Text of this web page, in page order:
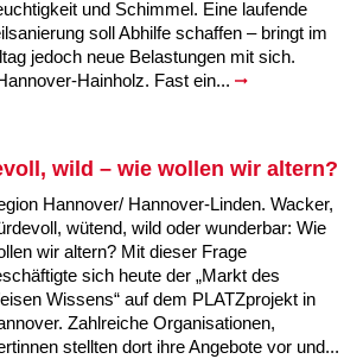
und Schimmel. Eine laufende
soll Abhilfe schaffen – bringt im
jedoch neue Belastungen mit sich.
Hainholz. Fast ein...
wild – wie wollen wir altern?
Hannover/ Hannover-Linden. Wacker,
wütend, wild oder wunderbar: Wie
wir altern? Mit dieser Frage
sich heute der „Markt des
Wissens“ auf dem PLATZprojekt in
Zahlreiche Organisationen,
stellten dort ihre Angebote vor und...